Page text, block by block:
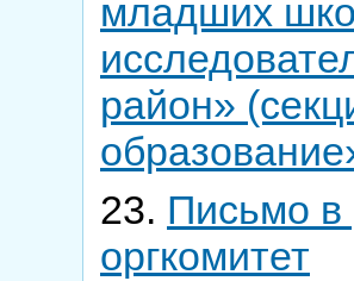
младших
район»
23. Письмо в
оргкомитет